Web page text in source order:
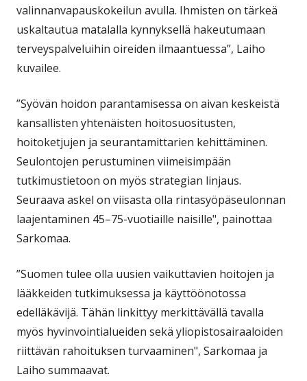
valinnanvapauskokeilun avulla. Ihmisten on tärkeä
uskaltautua matalalla kynnyksellä hakeutumaan
terveyspalveluihin oireiden ilmaantuessa”, Laiho
kuvailee.
”Syövän hoidon parantamisessa on aivan keskeistä
kansallisten yhtenäisten hoitosuositusten,
hoitoketjujen ja seurantamittarien kehittäminen.
Seulontojen perustuminen viimeisimpään
tutkimustietoon on myös strategian linjaus.
Seuraava askel on viisasta olla rintasyöpäseulonnan
laajentaminen 45–75-vuotiaille naisille", painottaa
Sarkomaa.
”Suomen tulee olla uusien vaikuttavien hoitojen ja
lääkkeiden tutkimuksessa ja käyttöönotossa
edelläkävijä. Tähän linkittyy merkittävällä tavalla
myös hyvinvointialueiden sekä yliopistosairaaloiden
riittävän rahoituksen turvaaminen", Sarkomaa ja
Laiho summaavat.